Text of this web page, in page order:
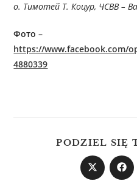
о. Тимотей Т. Коцур, ЧСВВ –
Фото –
https://www.facebook.com/
4880339
PODZIEL SIĘ